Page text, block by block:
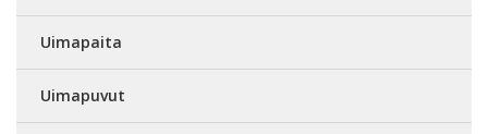
Uimapaita
Uimapuvut